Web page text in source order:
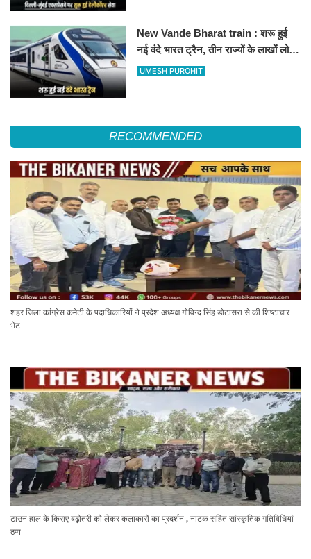
New Vande Bharat train : शरू हुई
नई वंदे भारत ट्रैन, तीन राज्यों के लाखों लोगों
का सफर होगा आसान, देखें पूरा रूटमैप
UMESH PUROHIT
RECOMMENDED
शहर जिला कांग्रेस कमेटी के पदाधिकारियों ने प्रदेश अध्यक्ष गोविन्द सिंह डोटासरा से की शिष्टाचार
भेंट
टाउन हाल के किराए बढ़ोतरी को लेकर कलाकारों का प्रदर्शन , नाटक सहित सांस्कृतिक गतिविधियां
ठप्प